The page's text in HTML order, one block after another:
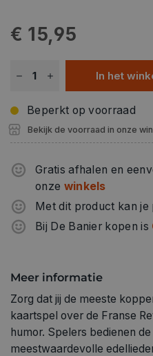
dan een graaf, kunnen de
spelers een hoofdlengte
€ 15,95
In het
Beperkt op voorraad
Bekijk de voorraad in onze
Gratis afhalen en
onze winkels
Met dit product kan je
Bij De Banier kopen is
Meer informatie
Zorg dat jij de meeste
kaartspel over de Franse
humor. Spelers bedienen
meestwaardevolle